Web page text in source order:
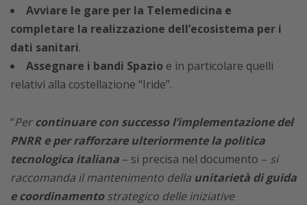
Avviare le gare per la Telemedicina e
completare la realizzazione dell’ecosistema per i
dati sanitari.
Assegnare i bandi Spazio e in particolare quelli
relativi alla costellazione “Iride”.
“Percontinuare con successo l’implementazione del
PNRR e per rafforzare ulteriormente la politica
tecnologica italiana – si precisa nel documento – si
raccomanda il mantenimento della unitarietà di guida
e coordinamentostrategico delle iniziative